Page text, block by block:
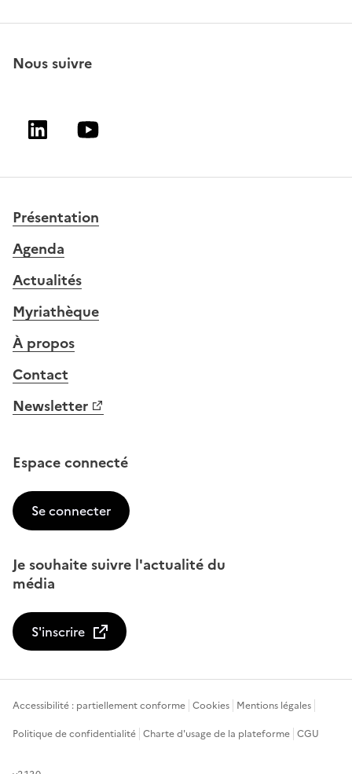
Nous suivre
LinkedinYoutube
Présentation
Agenda
Actualités
Myriathèque
À propos
Contact
Newsletter
Espace connecté
Se connecter
Je souhaite suivre l'actualité du
média
S'inscrire
Accessibilité : partiellement conforme Cookies Mentions légales
Politique de confidentialité Charte d'usage de la plateforme CGU